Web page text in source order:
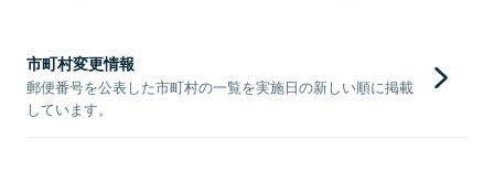
市町村変更情報
郵便番号を公表した市町村の一覧を実施日の新しい順に掲載
しています。